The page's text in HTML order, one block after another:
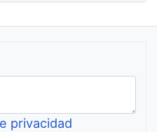
privacidad